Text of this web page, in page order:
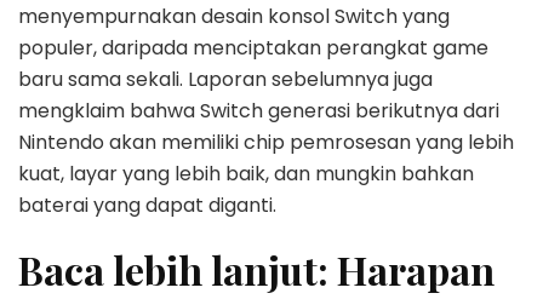
menyempurnakan desain konsol Switch yang
populer, daripada menciptakan perangkat game
baru sama sekali. Laporan sebelumnya juga
mengklaim bahwa Switch generasi berikutnya dari
Nintendo akan memiliki chip pemrosesan yang lebih
kuat, layar yang lebih baik, dan mungkin bahkan
baterai yang dapat diganti.
Baca lebih lanjut: Harapan